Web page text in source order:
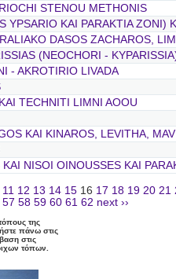
STENOU METHONIS
YPSARIO KAI PARAKTIA ZONI)
DASOS ZACHAROS,
(NEOCHORI -
- AKROTIRIO LIVADA
TECHNITI LIMNI AOOU
KAI KINAROS, LEVITHA,
NISOI OINOUSSES KAI
11 12 13 14 15 16 17 18 19 20 21
57 58 59 60 61 62 next ››
της
πάνω στις
στις
τόπων.